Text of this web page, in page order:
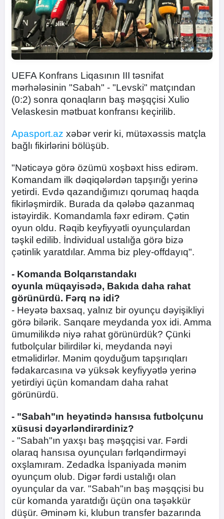
UEFA Konfrans Liqasının III təsnifat
mərhələsinin "Sabah" - "Levski" matçından
(0:2) sonra qonaqların baş məşqçisi Xulio
Velaskesin mətbuat konfransı keçirilib.
Apasport.az xəbər verir ki, mütəxəssis matçla
bağlı fikirlərini bölüşüb.
"Nəticəyə görə özümü xoşbəxt hiss edirəm.
Komandam ilk dəqiqələrdən tapşırığı yerinə
yetirdi. Evdə qazandığımızı qorumaq haqda
fikirləşmirdik. Burada da qələbə qazanmaq
istəyirdik. Komandamla fəxr edirəm. Çətin
oyun oldu. Rəqib keyfiyyətli oyunçulardan
təşkil edilib. İndividual ustalığa görə bizə
çətinlik yaratdılar. Amma biz pley-offdayıq".
- Komanda Bolqarıstandakı
oyunla müqayisədə, Bakıda daha rahat
görünürdü. Fərq nə idi?
- Heyətə baxsaq, yalnız bir oyunçu dəyişikliyi
görə bilərik. Sanqare meydanda yox idi. Amma
ümumilikdə niyə rahat görünürdük? Çünki
futbolçular bilirdilər ki, meydanda nəyi
etməlidirlər. Mənim qoyduğum tapşırıqları
fədakarcasına və yüksək keyfiyyətlə yerinə
yetirdiyi üçün komandam daha rahat
görünürdü.
- "Sabah"ın heyətində hansısa futbolçunu
xüsusi dəyərləndirərdiniz?
- "Sabah"ın yaxşı baş məşqçisi var. Fərdi
olaraq hansısa oyunçuları fərlqəndirməyi
oxşlamıram. Zedadka İspaniyada mənim
oyunçum olub. Digər fərdi ustalığı olan
oyunçular da var. "Sabah"ın baş məşqçisi bu
cür komanda yaratdığı üçün ona təşəkkür
düşür. Əminəm ki, klubun transfer bazarında